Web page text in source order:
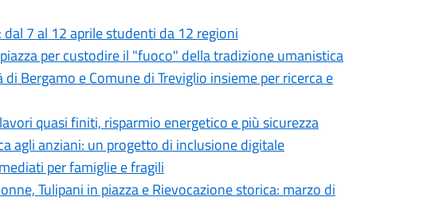
7 al 12 aprile studenti da 12 regioni
per custodire il "fuoco" della tradizione umanistica
Bergamo e Comune di Treviglio insieme per ricerca e
quasi finiti, risparmio energetico e più sicurezza
agli anziani: un progetto di inclusione digitale
per famiglie e fragili
Tulipani in piazza e Rievocazione storica: marzo di